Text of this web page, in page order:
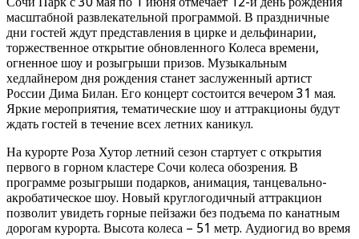
масштабной развлекательной программой. В праздничные
дни гостей ждут представления в цирке и дельфинарии,
торжественное открытие обновленного Колеса времени,
огненное шоу и розыгрыши призов. Музыкальным
хедлайнером дня рождения станет заслуженный артист
России Дима Билан. Его концерт состоится вечером 31 мая.
Яркие мероприятия, тематические шоу и аттракционы будут
ждать гостей в течение всех летних каникул.
На курорте Роза Хутор летний сезон стартует с открытия
первого в горном кластере Сочи колеса обозрения. В
программе розыгрыши подарков, анимация, танцевально-
акробатическое шоу. Новый круглогодичный аттракцион
позволит увидеть горные пейзажи без подъема по канатным
дорогам курорта. Высота колеса – 51 метр. Аудиогид во время